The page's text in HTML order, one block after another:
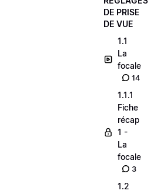
DE PRISE
DE VUE
1.1
La
focale
14
1.1.1
Fiche
récap
1 -
La
focale
3
1.2